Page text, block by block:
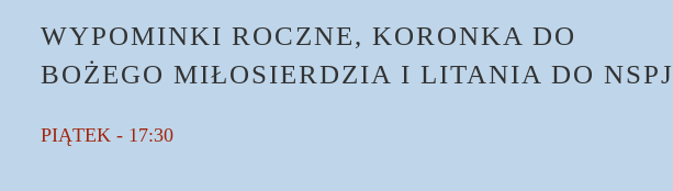
WYPOMINKI ROCZNE, KORONKA DO
BOŻEGO MIŁOSIERDZIA I LITANIA DO NSPJ
PIĄTEK - 17:30